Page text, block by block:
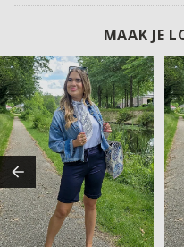
MAAK JE